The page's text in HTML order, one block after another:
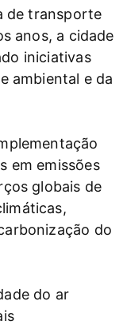
de transporte
anos, a cidade
iniciativas
ambiental e da
em emissões
globais de
do
do ar